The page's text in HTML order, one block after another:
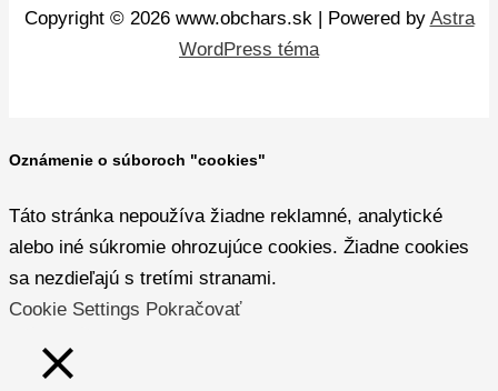
Copyright © 2026 www.obchars.sk | Powered by Astra
WordPress téma
Oznámenie o súboroch "cookies"
Táto stránka nepoužíva žiadne reklamné, analytické
alebo iné súkromie ohrozujúce cookies. Žiadne cookies
sa nezdieľajú s tretími stranami.
Cookie Settings Pokračovať